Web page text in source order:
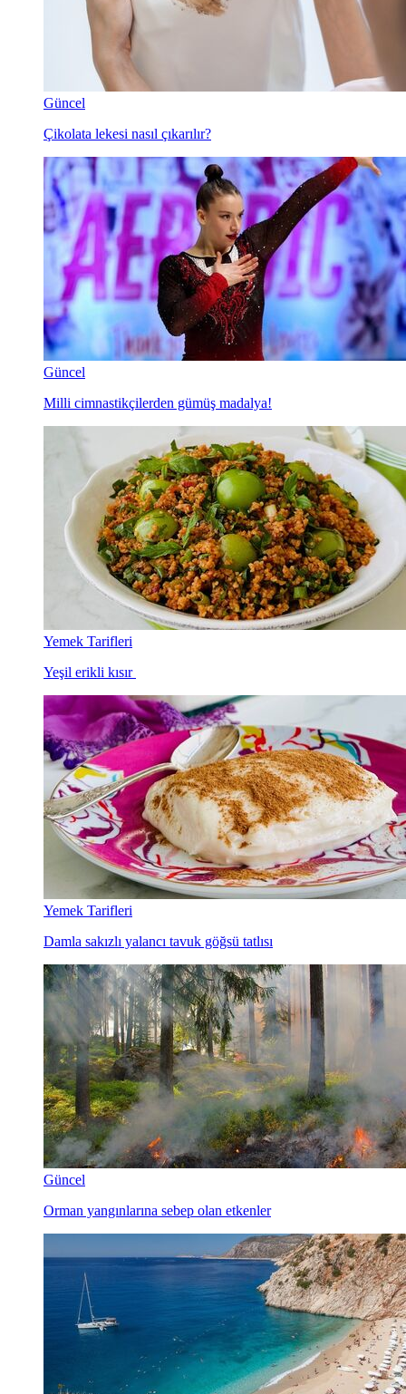
Güncel
Çikolata lekesi nasıl çıkarılır?
Güncel
Milli cimnastikçilerden gümüş madalya!
Yemek Tarifleri
Yeşil erikli kısır
Yemek Tarifleri
Damla sakızlı yalancı tavuk göğsü tatlısı
Güncel
Orman yangınlarına sebep olan etkenler